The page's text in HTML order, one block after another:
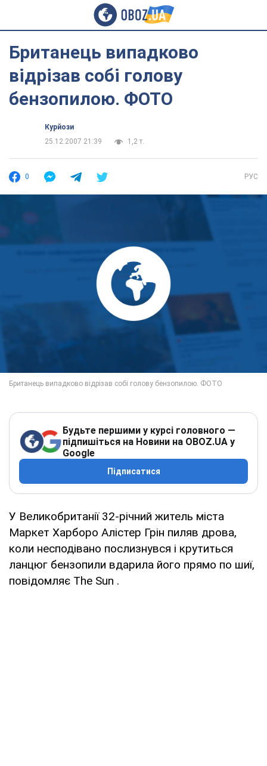
Британець випадково
відрізав собі голову
бензопилою. ФОТО
Курйози
25.12.2007 21:39
1,2 т.
0 РУС
Будьте першими у курсі головного —
підпишіться на Новини на OBOZ.UA у
Google
Підписатися
У Великобританії 32-річний житель міста
Маркет Харборо Алістер Грін пиляв дрова,
коли несподівано послизнувся і крутиться
ланцюг бензопили вдарила його прямо по шиї,
повідомляє The Sun .